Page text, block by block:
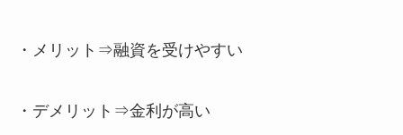
・メリット⇒融資を受けやすい
・デメリット⇒金利が高い